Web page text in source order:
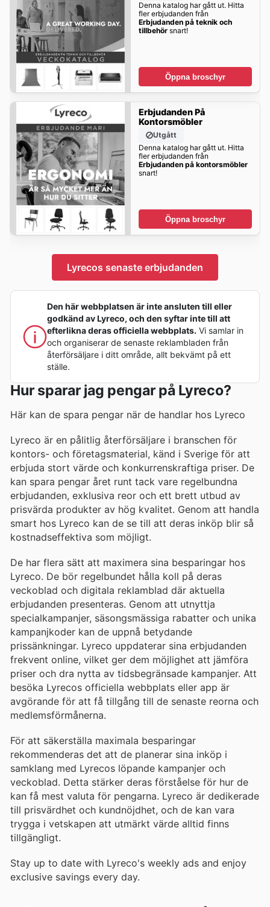
Denna katalog har gått ut. Hitta
fler erbjudanden från
Erbjudanden på teknik och
tillbehörsnart!
Öppna broschyr
Erbjudanden På
Kontorsmöbler
Utgått
Denna katalog har gått ut. Hitta
fler erbjudanden från
Erbjudanden på kontorsmöbler
snart!
Öppna broschyr
Lyrecos senaste erbjudanden
Den här webbplatsen är inte ansluten till eller
godkänd av Lyreco, och den syftar inte till att
efterlikna deras officiella webbplats. Vi samlar in
och organiserar de senaste reklambladen från
återförsäljare i ditt område, allt bekvämt på ett
ställe.
Hur sparar jag pengar på Lyreco?
Här kan de spara pengar när de handlar hos Lyreco
Lyreco är en pålitlig återförsäljare i branschen för
kontors- och företagsmaterial, känd i Sverige för att
erbjuda stort värde och konkurrenskraftiga priser. De
kan spara pengar året runt tack vare regelbundna
erbjudanden, exklusiva reor och ett brett utbud av
prisvärda produkter av hög kvalitet. Genom att handla
smart hos Lyreco kan de se till att deras inköp blir så
kostnadseffektiva som möjligt.
De har flera sätt att maximera sina besparingar hos
Lyreco. De bör regelbundet hålla koll på deras
veckoblad och digitala reklamblad där aktuella
erbjudanden presenteras. Genom att utnyttja
specialkampanjer, säsongsmässiga rabatter och unika
kampanjkoder kan de uppnå betydande
prissänkningar. Lyreco uppdaterar sina erbjudanden
frekvent online, vilket ger dem möjlighet att jämföra
priser och dra nytta av tidsbegränsade kampanjer. Att
besöka Lyrecos officiella webbplats eller app är
avgörande för att få tillgång till de senaste reorna och
medlemsförmånerna.
För att säkerställa maximala besparingar
rekommenderas det att de planerar sina inköp i
samklang med Lyrecos löpande kampanjer och
veckoblad. Detta stärker deras förståelse för hur de
kan få mest valuta för pengarna. Lyreco är dedikerade
till prisvärdhet och kundnöjdhet, och de kan vara
trygga i vetskapen att utmärkt värde alltid finns
tillgängligt.
Stay up to date with Lyreco's weekly ads and enjoy
exclusive savings every day.